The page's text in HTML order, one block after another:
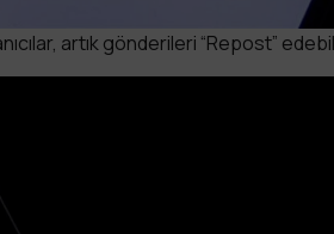
artık gönderileri “Repost”